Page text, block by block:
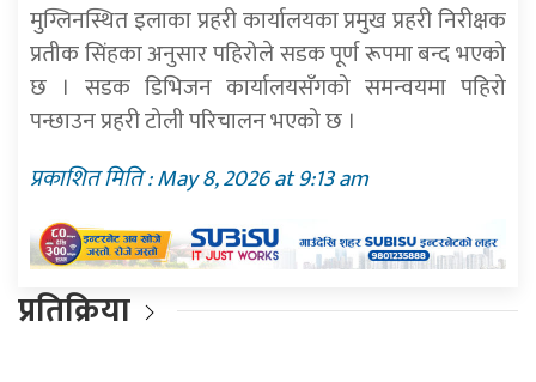
मुग्लिनस्थित इलाका प्रहरी कार्यालयका प्रमुख प्रहरी निरीक्षक
प्रतीक सिंहका अनुसार पहिरोले सडक पूर्ण रूपमा बन्द भएको
छ । सडक डिभिजन कार्यालयसँगको समन्वयमा पहिरो
पन्छाउन प्रहरी टोली परिचालन भएको छ ।
प्रकाशित मिति : May 8, 2026 at 9:13 am
प्रतिक्रिया